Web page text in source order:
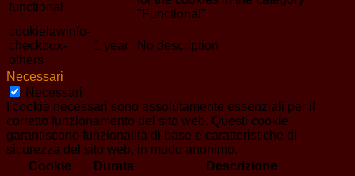
functional
"Functional".
cookielawinfo-
checkbox-
others
1 year No description
Necessari
Necessari
I cookie necessari sono assolutamente essenziali per il
corretto funzionamento del sito web. Questi cookie
garantiscono funzionalità di base e caratteristiche di
sicurezza del sito web, in modo anonimo.
Cookie
Durata
Descrizione